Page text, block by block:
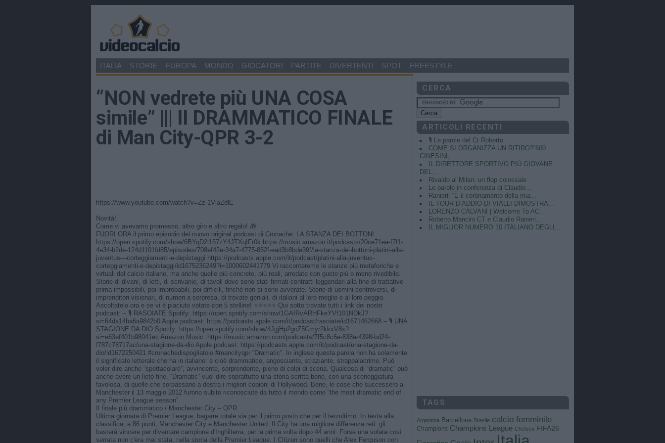
ITALIA STORIE EUROPA MONDO GIOCATORI PARTITE DIVERTENTI SPOT FREESTYLE
“NON vedrete più UNA COSA
simile” ||| Il DRAMMATICO FINALE
di Man City-QPR 3-2
https://www.youtube.com/watch?v=Zz-1ViaZdlE
Novità!
Come vi avevamo promesso, altro giro e altro regalo! 🎁
FUORI ORA il primo episodio del nuovo original podcast di Cronache: LA STANZA DEI BOTTONI
https://open.spotify.com/show/6BYqD2i157zY4JTXqIFr0k https://music.amazon.it/podcasts/20ce71ea-f7f1-
4e34-b2de-124d1101fd85/episodes/708ef42e-34a7-4775-852f-ead3b8bde39f/la-stanza-dei-bottoni-platini-alla-
juventus—corteggiamenti-e-depistaggi https://podcasts.apple.com/it/podcast/platini-alla-juventus-
corteggiamenti-e-depistaggi/id1675236249?i=1000602441779 Vi racconteremo le stanze più metaforiche e
virtuali del calcio italiano, ma anche quelle più concrete, più reali, arredate con gusto più o meno rivedibile.
Storie di divani, di letti, di scrivanie, di tavoli dove sono stati firmati contratti leggendari alla fine di trattative
prima impossibili, poi improbabili, poi difficili, finché non si sono avverate. Storie di uomini controversi, di
imprenditori visionari, di numeri a sorpresa, di trovate geniali, di italiani al loro meglio e al loro peggio.
Ascoltatelo ora e se vi è piaciuto votate con 5 stelline! ⭐⭐⭐⭐⭐ Qui sotto trovate tutti i link dei nostri
podcast: – 🎙️ RASOIATE Spotify: https://open.spotify.com/show/1GAfRvARHFkeYVf101NDkJ?
si=64da14ba6a9842b0 Apple podcast: https://podcasts.apple.com/it/podcast/rasoiate/id1671462668 – 🎙️ UNA
STAGIONE DA DIO Spotify: https://open.spotify.com/show/4JgjHp2gcZ5Cmyr2kkxV8x?
si=e63ef401b98041ec Amazon Music: https://music.amazon.com/podcasts/7f5c8c6e-838a-4398-bd24-
f787c78717ac/una-stagione-da-dio Apple podcast: https://podcasts.apple.com/it/podcast/una-stagione-da-
dio/id1672250421 #cronachedispogliatoio #mancityqpr “Dramatic”. In inglese questa parola non ha solamente
il significato letterale che ha in italiano: e cioè drammatico, angosciante, straziante, strappalacrime. Può
voler dire anche “spettacolare”, avvincente, sorprendente, pieno di colpi di scena. Qualcosa di “dramatic” può
anche avere un lieto fine. “Dramatic” vuol dire soprattutto una storia scritta bene, con una sceneggiatura
favolosa, di quelle che sorpassano a destra i migliori copioni di Hollywood. Bene, le cose che successero a
Manchester il 13 maggio 2012 furono subito riconosciute da tutto il mondo come “the most dramatic end of
any Premier League season”.
Il finale più drammatico / Manchester City – QPR
Ultima giornata di Premier League, bagarre totale sia per il primo posto che per il terzultimo. In testa alla
classifica, a 86 punti, Manchester City e Manchester United. Il City ha una migliore differenza reti: gli
basterà vincere per diventare campione d'Inghilterra, per la prima volta dopo 44 anni. Forse una volata così
serrata non c'era mai stata, nella storia della Premier League. I Citizen sono quelli che Alex Ferguson con
CERCA
ARTICOLI RECENTI
🎙️ Le parole del Ct Roberto...
COME SI ORGANIZZA UN RITIRO?”600
CINESINI,...
IL DIRETTORE SPORTIVO PIÙ GIOVANE
DEL...
Rivaldo al Milan: un flop colossale
Le parole in conferenza di Claudio...
Ranieri: “È il coronamento della mia...
IL TOUR D’ADDIO DI VIALLI DIMOSTRA...
LORENZO CALVANI | Welcome To AC...
Roberto Mancini CT e Claudio Ranieri...
IL MIGLIOR NUMERO 10 ITALIANO DEGLI...
TAGS
Argentina Barcellona Brasile calcio femminile
Champions Champions League Chelsea FIFA26